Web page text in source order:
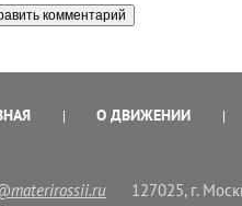
О ДВИЖЕНИИ
127025, г.